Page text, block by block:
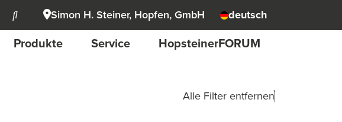
Simon H. Steiner, Hopfen, GmbH deutsch
Produkte Service HopsteinerFORUM
Alle Filter entfernen